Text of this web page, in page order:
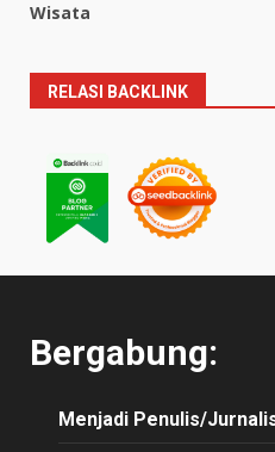
Wisata
RELASI BACKLINK
Bergabung:
Menjadi Penulis/